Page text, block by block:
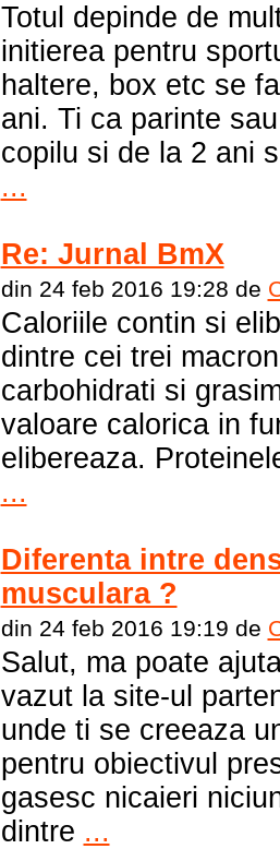
Totul depinde de
initierea pentru
haltere, box etc se
ani. Ti ca parinte
copilu si de la 2 ani
...
Re: Jurnal BmX
din 24 feb 2016 19:28 de
Caloriile contin si
dintre cei trei
carbohidrati si
valoare calorica in
elibereaza.
...
Diferenta intre
musculara ?
din 24 feb 2016 19:19 de
Salut, ma poate
vazut la site-ul
unde ti se creeaza
pentru obiectivul
gasesc nicaieri
dintre ...